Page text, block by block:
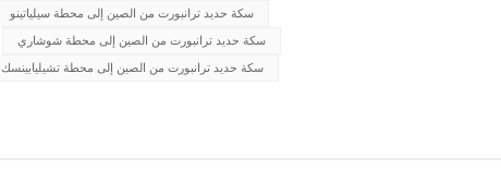
سكة حديد ترانبورت من الصين إلى محطة سيلياتينو
سكة حديد ترانبورت من الصين إلى محطة شوشاري
سكة حديد ترانبورت من الصين إلى محطة تشيليابينسك